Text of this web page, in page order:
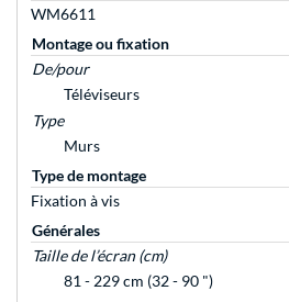
WM6611
Montage ou fixation
De/pour
Téléviseurs
Type
Murs
Type de montage
Fixation à vis
Générales
Taille de l’écran (cm)
81 - 229 cm (32 - 90 ")